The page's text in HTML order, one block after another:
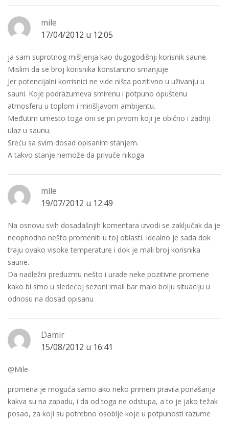
mile
17/04/2012 u 12:05
ja sam suprotnog mišljenja kao dugogodišnji korisnik saune.
Mislim da se broj korisnika konstantno smanjuje
Jer potencijalni korrisnici ne vide ništa pozitivno u uživanju u
sauni. Koje podrazumeva smirenu i potpuno opuštenu
atmosferu u toplom i mirišljavom ambijentu.
Međutim umesto toga oni se pri prvom koji je obično i zadnji
ulaz u saunu.
Sreću sa svim dosad opisanim stanjem.
A takvo stanje nemože da privuče nikoga
mile
19/07/2012 u 12:49
Na osnovu svih dosadašnjih komentara izvodi se zaključak da je
neophodno nešto promeniti u toj oblasti. Idealno je sada dok
traju ovako visoke temperature i dok je mali broj korisnika
saune.
Da nadležni preduzmu nešto i urade neke pozitivne promene
kako bi smo u sledećoj sezoni imali bar malo bolju situaciju u
odnosu na dosad opisanu
Damir
15/08/2012 u 16:41
@Mile
promena je moguća samo ako neko primeni pravila ponašanja
kakva su na zapadu, i da od toga ne odstupa, a to je jako težak
posao, za koji su potrebno osoblje koje u potpunosti razume